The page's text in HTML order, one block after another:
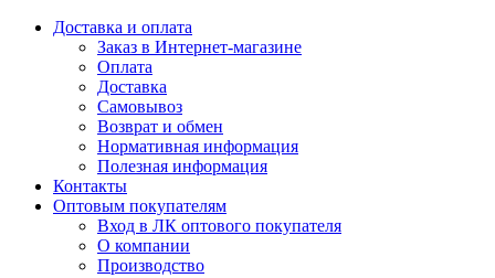
Доставка и оплата
Заказ в Интернет-магазине
Оплата
Доставка
Самовывоз
Возврат и обмен
Нормативная информация
Полезная информация
Контакты
Оптовым покупателям
Вход в ЛК оптового покупателя
О компании
Производство